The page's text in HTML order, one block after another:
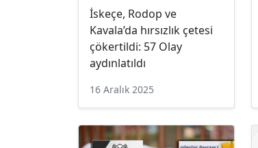
İskeçe, Rodop ve
Kavala’da hırsızlık çetesi
çökertildi: 57 Olay
aydınlatıldı
16 Aralık 2025